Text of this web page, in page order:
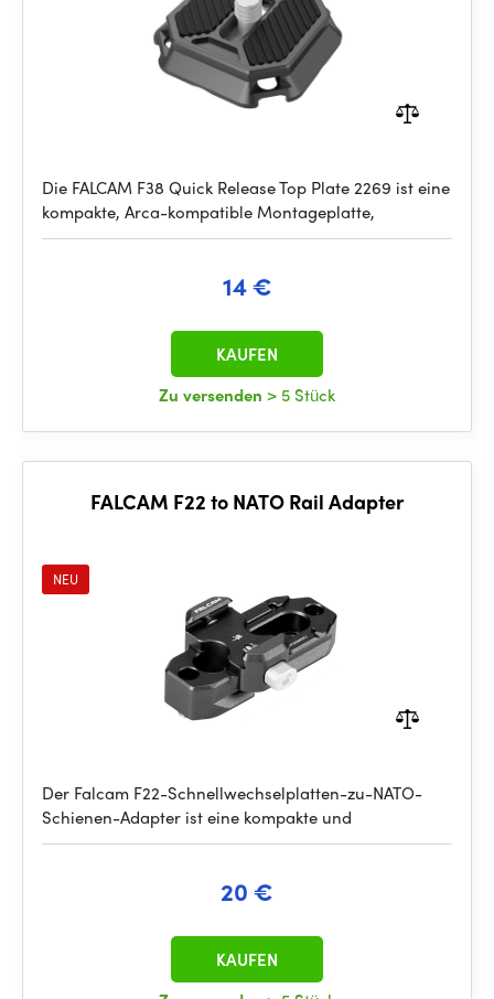
Die FALCAM F38 Quick Release Top Plate 2269 ist eine
kompakte, Arca-kompatible Montageplatte,
14 €
Zu versenden > 5 Stück
KAUFEN
FALCAM F22 to NATO Rail Adapter
NEU
Der Falcam F22-Schnellwechselplatten-zu-NATO-
Schienen-Adapter ist eine kompakte und
20 €
KAUFEN